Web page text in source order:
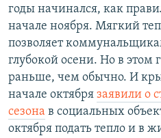
годы начинался, как
начале ноября. Мягкий
позволяет
глубокой осени. Но в этом
раньше, чем обычно. И
начале октября заявили о
сезона в социальных
октября подать тепло и в